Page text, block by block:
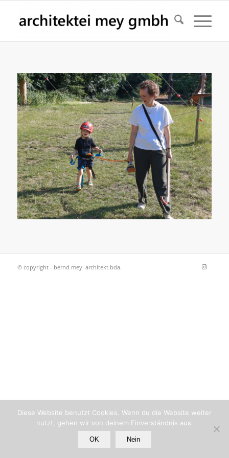
© copyright - bernd mey. architekt bda.
Diese Website benutzt Cookies. Wenn du die Website weiter
nutzt, gehen wir von deinem Einverständnis aus.
OK Nein